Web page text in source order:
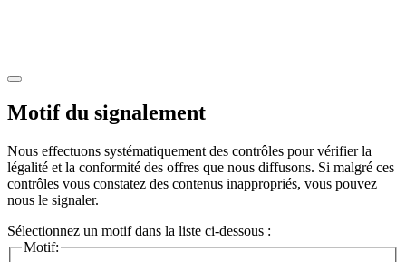
Motif du signalement
Nous effectuons systématiquement des contrôles pour vérifier la
légalité et la conformité des offres que nous diffusons. Si malgré ces
contrôles vous constatez des contenus inappropriés, vous pouvez
nous le signaler.
Sélectionnez un motif dans la liste ci-dessous :
Motif: